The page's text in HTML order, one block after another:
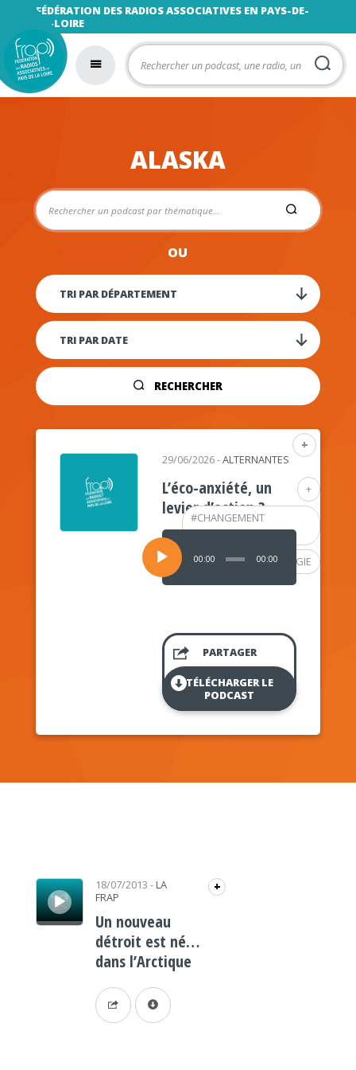
FÉDÉRATION DES RADIOS ASSOCIATIVES EN PAYS-DE-
LA-LOIRE
ALASKA
OU
RECHERCHER
+
+
#CHANGEMENT
CLIMATIQUE
#PSYCHOLOGIE
29/06/2026-ALTERNANTES
L’éco-anxiété, un
levier d’action ?
Lecteur
audio
00:00 00:00
PARTAGER
TÉLÉCHARGER LE
PODCAST
Lecteur audio 18/07/2013 - LA
FRAP
+
Un nouveau
détroit est né…
dans l’Arctique